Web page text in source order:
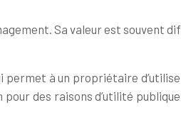
Sa valeur est souvent
permet à un propriétaire
des raisons d’utilité